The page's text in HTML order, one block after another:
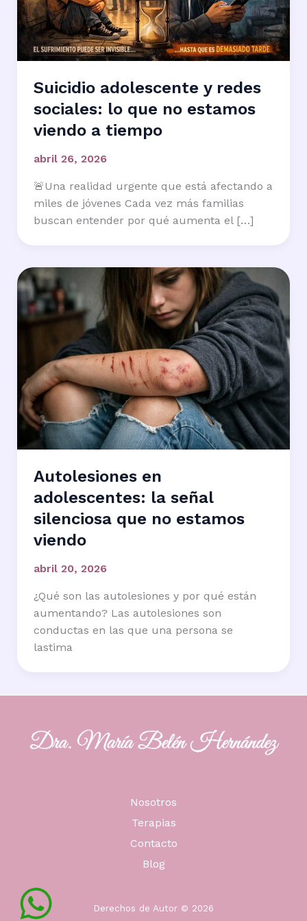
Suicidio adolescente y redes
sociales: lo que no estamos
viendo a tiempo
abril 26, 2026
🚨Una realidad urgente que está afectando a
miles de jóvenes Cada vez más familias
buscan entender por qué aumenta el […]
Autolesiones en
adolescentes: la señal
silenciosa que no estamos
viendo
abril 20, 2026
¿Qué son las autolesiones y por qué están
aumentando? Las autolesiones son
conductas en las que una persona se
lastima
Nosotros
Terapias
Contacto
Blog
Derechos de Autor © 2026